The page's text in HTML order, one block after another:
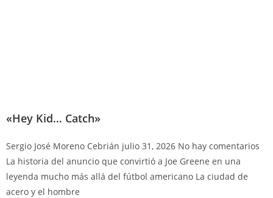
«Hey Kid… Catch»
Sergio José Moreno Cebrián julio 31, 2026 No hay comentarios
La historia del anuncio que convirtió a Joe Greene en una
leyenda mucho más allá del fútbol americano La ciudad de
acero y el hombre